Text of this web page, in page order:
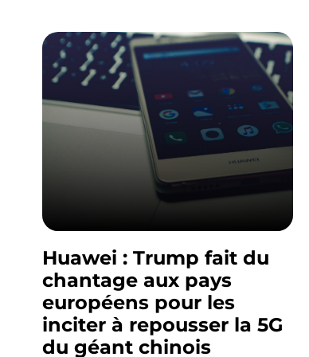
Huawei : Trump fait du
chantage aux pays
européens pour les
inciter à repousser la 5G
du géant chinois